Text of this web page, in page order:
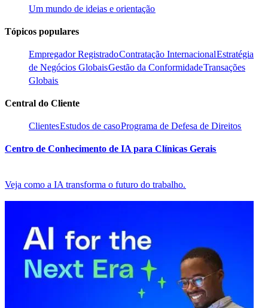
Um mundo de ideias e orientação​​
Tópicos populares​​
Empregador Registrado​​Contratação Internacional​​Estratégia
de Negócios Globais​​Gestão da Conformidade​​Transações
Globais​​
Central do Cliente​​
Clientes​​Estudos de caso​​Programa de Defesa de Direitos​​
Centro de Conhecimento de IA para Clínicas Gerais​​
Veja como a IA transforma o futuro do trabalho.​​